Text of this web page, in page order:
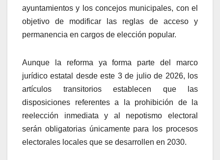
ayuntamientos y los concejos municipales, con el
objetivo de modificar las reglas de acceso y
permanencia en cargos de elección popular.
Aunque la reforma ya forma parte del marco
jurídico estatal desde este 3 de julio de 2026, los
artículos transitorios establecen que las
disposiciones referentes a la prohibición de la
reelección inmediata y al nepotismo electoral
serán obligatorias únicamente para los procesos
electorales locales que se desarrollen en 2030.